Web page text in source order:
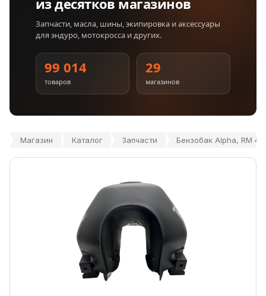
из десятков магазинов
Запчасти, масла, шины, экипировка и аксессуары
для эндуро, мотокросса и других.
99 014
товаров
29
магазинов
Магазин Каталог Запчасти Бензобак Alpha, RM 4